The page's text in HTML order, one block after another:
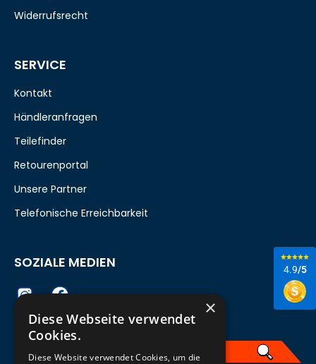
4.9/5
Widerrufsrecht
SERVICE
Kontakt
Händleranfragen
Teilefinder
Retourenportal
Unsere Partner
Telefonische Erreichbarkeit
SOZIALE MEDIEN
×
Diese Webseite verwendet
Cookies.
Diese Website verwendet Cookies, um die